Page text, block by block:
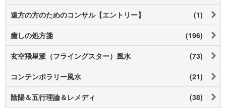
遠方の方のためのコンサル【エントリー】 (1)
癒しの処方箋 (196)
玄空飛星派（フライングスター）風水 (73)
コンテンポラリー風水 (21)
陰陽＆五行理論＆レメディ (38)